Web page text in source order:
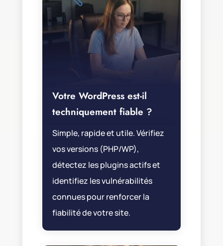
Votre WordPress est-il
techniquement fiable ?
Simple, rapide et utile. Vérifiez
vos versions (PHP/WP),
détectez les plugins actifs et
identifiez les vulnérabilités
connues pour renforcer la
fiabilité de votre site.